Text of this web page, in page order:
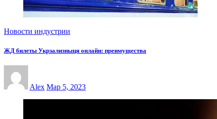
Новости индустрии
ЖД билеты Укрзализныця онлайн: преимущества
Alex Мар 5, 2023